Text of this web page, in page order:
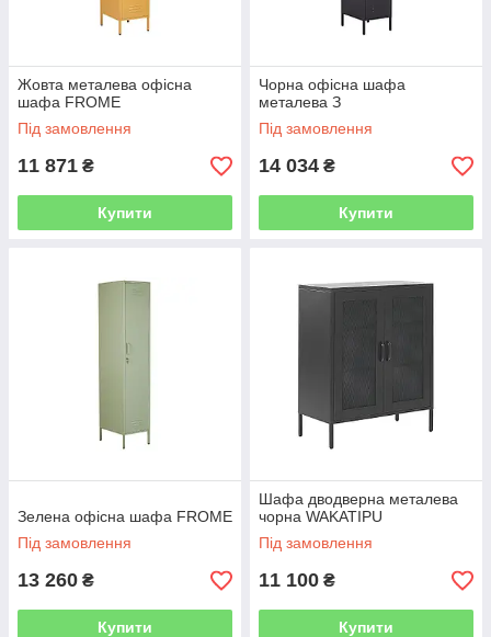
Жовта металева офісна
шафа FROME
Під замовлення
11 871 ₴
Купити
Чорна офісна шафа
металева З
Під замовлення
14 034 ₴
Купити
Зелена офісна шафа FROME
Під замовлення
13 260 ₴
Купити
Шафа дводверна металева
чорна WAKATIPU
Під замовлення
11 100 ₴
Купити